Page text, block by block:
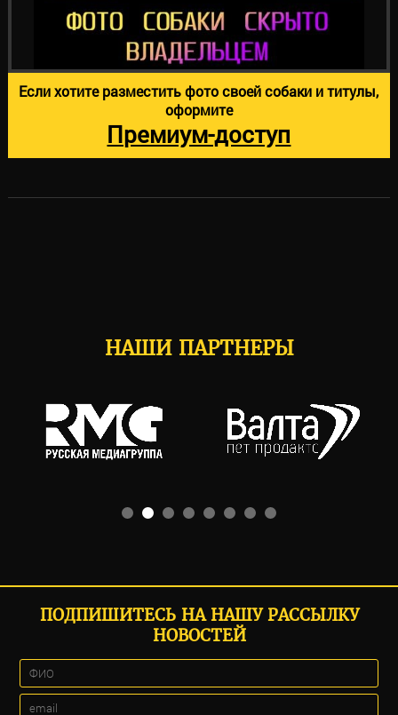
Если хотите разместить фото своей собаки и титулы,
оформите
Премиум-доступ
НАШИ ПАРТНЕРЫ
ПОДПИШИТЕСЬ НА НАШУ РАССЫЛКУ
НОВОСТЕЙ